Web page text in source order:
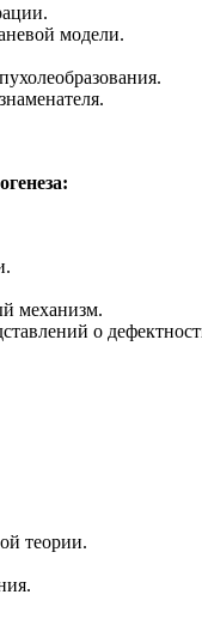
модели.
механизм.
о
теории.